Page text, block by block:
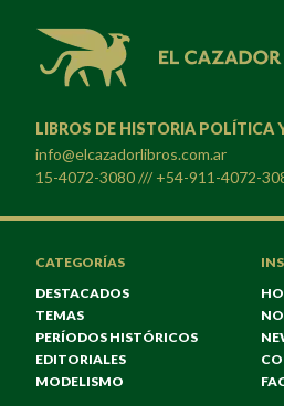
LIBROS DE HISTORIA POLÍTICA
info@elcazadorlibros.com.ar
15-4072-3080 /// +54-911-4072-
CATEGORÍAS
DESTACADOS
TEMAS
PERÍODOS HISTÓRICOS
EDITORIALES
MODELISMO